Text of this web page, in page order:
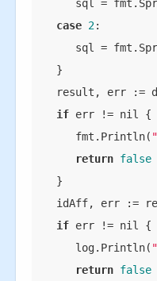
sql =
case 2:
sql =
}
result, err :=
if err != nil {
fmt.Println(
return false
}
idAff, err :=
if err != nil {
log.Println(
return false